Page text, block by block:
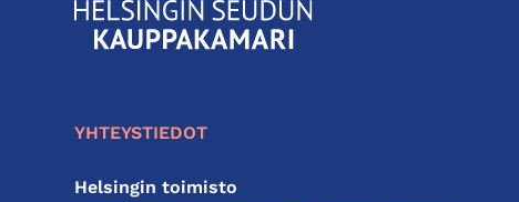
KauppakamariHelsingin
seudun
YHTEYSTIEDOT
Helsingin toimisto